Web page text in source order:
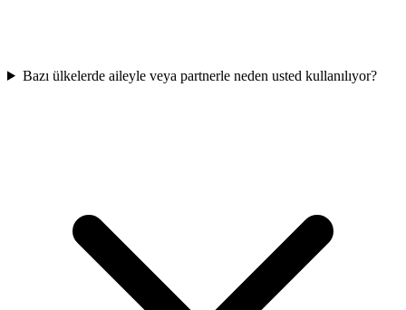
Bazı ülkelerde aileyle veya partnerle neden usted kullanılıyor?